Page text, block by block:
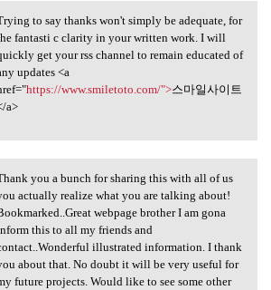
to say thanks won't
to say thanks won't simply be adequate, for
fantasti c clarity in your written work. I will
get your rss channel to remain educated of
updates <a
https://www.smiletoto.com/">스마일사이트
a>
you a bunch for sharing
you a bunch for sharing this with all of us
actually realize what you are talking about!
webpage brother I am gona
this to all my friends and
illustrated information. I thank
about that. No doubt it will be very useful for
future projects. Would like to see some other